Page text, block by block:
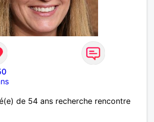
de 54 ans recherche rencontre